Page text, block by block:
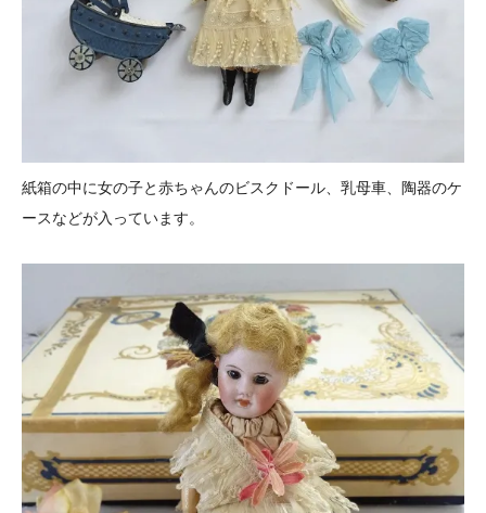
紙箱の中に女の子と赤ちゃんのビスクドール、乳母車、陶器のケ
ースなどが入っています。